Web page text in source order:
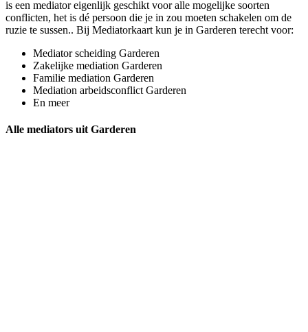
is een mediator eigenlijk geschikt voor alle mogelijke soorten
conflicten, het is dé persoon die je in zou moeten schakelen om de
ruzie te sussen.. Bij Mediatorkaart kun je in Garderen terecht voor:
Mediator scheiding Garderen
Zakelijke mediation Garderen
Familie mediation Garderen
Mediation arbeidsconflict Garderen
En meer
Alle mediators uit Garderen